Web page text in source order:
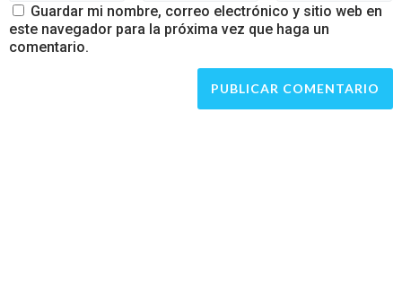
Guardar mi nombre, correo electrónico y sitio web en
este navegador para la próxima vez que haga un
comentario.